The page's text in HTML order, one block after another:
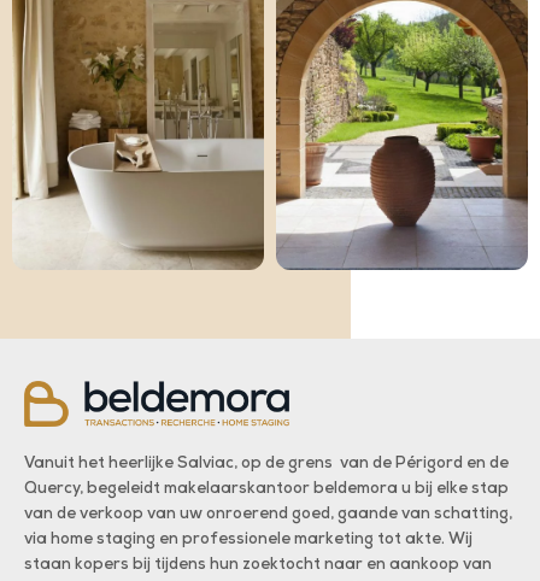
Vanuit het heerlijke Salviac, op de grens van de Périgord en de
Quercy, begeleidt makelaarskantoor beldemora u bij elke stap
van de verkoop van uw onroerend goed, gaande van schatting,
via home staging en professionele marketing tot akte. Wij
staan kopers bij tijdens hun zoektocht naar en aankoop van